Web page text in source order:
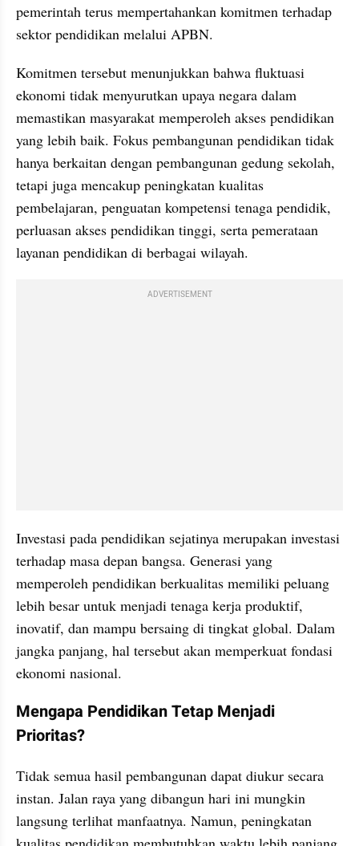
pemerintah terus mempertahankan komitmen terhadap
sektor pendidikan melalui APBN.
Komitmen tersebut menunjukkan bahwa fluktuasi
ekonomi tidak menyurutkan upaya negara dalam
memastikan masyarakat memperoleh akses pendidikan
yang lebih baik. Fokus pembangunan pendidikan tidak
hanya berkaitan dengan pembangunan gedung sekolah,
tetapi juga mencakup peningkatan kualitas
pembelajaran, penguatan kompetensi tenaga pendidik,
perluasan akses pendidikan tinggi, serta pemerataan
layanan pendidikan di berbagai wilayah.
ADVERTISEMENT
Investasi pada pendidikan sejatinya merupakan investasi
terhadap masa depan bangsa. Generasi yang
memperoleh pendidikan berkualitas memiliki peluang
lebih besar untuk menjadi tenaga kerja produktif,
inovatif, dan mampu bersaing di tingkat global. Dalam
jangka panjang, hal tersebut akan memperkuat fondasi
ekonomi nasional.
Mengapa Pendidikan Tetap Menjadi
Prioritas?
Tidak semua hasil pembangunan dapat diukur secara
instan. Jalan raya yang dibangun hari ini mungkin
langsung terlihat manfaatnya. Namun, peningkatan